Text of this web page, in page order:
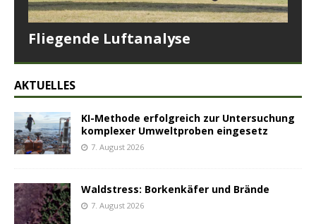
Fliegende Luftanalyse
AKTUELLES
KI-Methode erfolgreich zur Untersuchung
komplexer Umweltproben eingesetz
7. August 2026
Waldstress: Borkenkäfer und Brände
7. August 2026